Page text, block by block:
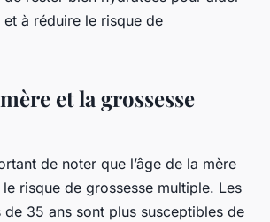
à réduire le risque de
et la grossesse
de noter que l’âge de la mère
risque de grossesse multiple. Les
35 ans sont plus susceptibles de